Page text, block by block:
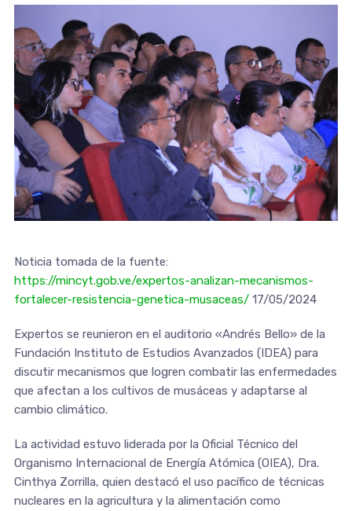
Noticia tomada de la fuente:
https://mincyt.gob.ve/expertos-analizan-mecanismos-
fortalecer-resistencia-genetica-musaceas/17/05/2024
Expertos se reunieron en el auditorio «Andrés Bello» de la
Fundación Instituto de Estudios Avanzados (IDEA) para
discutir mecanismos que logren combatir las enfermedades
que afectan a los cultivos de musáceas y adaptarse al
cambio climático.
La actividad estuvo liderada por la Oficial Técnico del
Organismo Internacional de Energía Atómica (OIEA), Dra.
Cinthya Zorrilla, quien destacó el uso pacífico de técnicas
nucleares en la agricultura y la alimentación como